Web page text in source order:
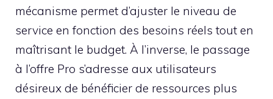
mécanisme permet d’ajuster le niveau de
service en fonction des besoins réels tout en
maîtrisant le budget. À l’inverse, le passage
à l’offre Pro s’adresse aux utilisateurs
désireux de bénéficier de ressources plus